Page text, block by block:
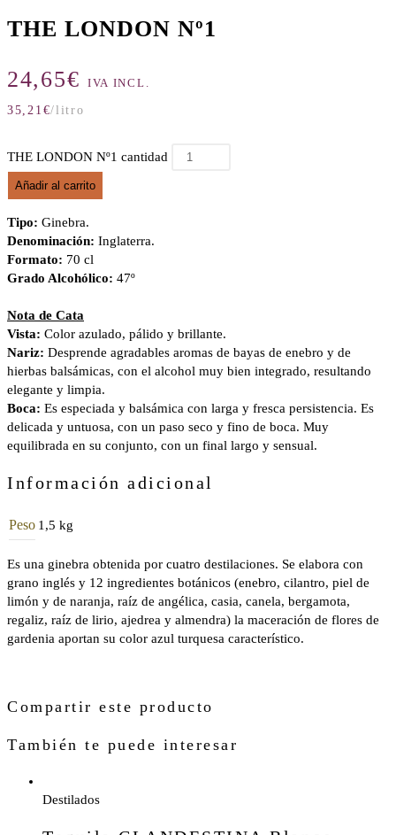
THE LONDON Nº1
24,65€ IVA INCL.
35,21 €/litro
THE LONDON Nº1 cantidad
Añadir al carrito
Tipo: Ginebra.
Denominación: Inglaterra.
Formato: 70 cl
Grado Alcohólico: 47º
Nota de Cata
Vista: Color azulado, pálido y brillante.
Nariz: Desprende agradables aromas de bayas de enebro y de
hierbas balsámicas, con el alcohol muy bien integrado, resultando
elegante y limpia.
Boca: Es especiada y balsámica con larga y fresca persistencia. Es
delicada y untuosa, con un paso seco y fino de boca. Muy
equilibrada en su conjunto, con un final largo y sensual.
Información adicional
Peso 1,5 kg
Es una ginebra obtenida por cuatro destilaciones. Se elabora con
grano inglés y 12 ingredientes botánicos (enebro, cilantro, piel de
limón y de naranja, raíz de angélica, casia, canela, bergamota,
regaliz, raíz de lirio, ajedrea y almendra) la maceración de flores de
gardenia aportan su color azul turquesa característico.
Compartir este producto
También te puede interesar
Destilados